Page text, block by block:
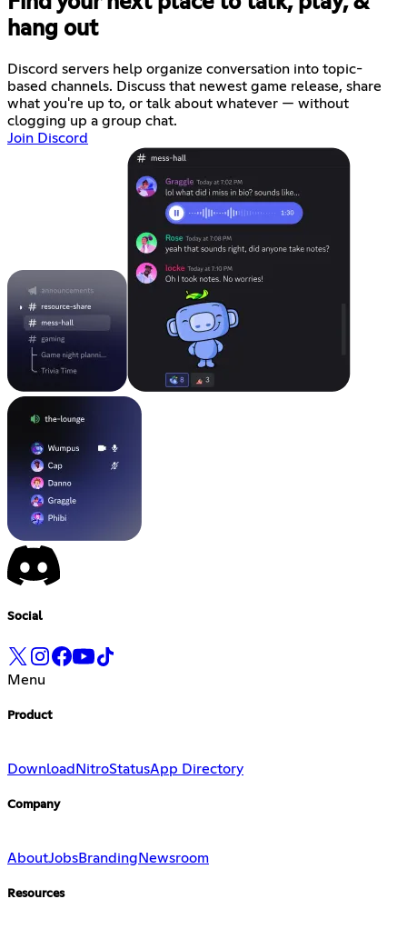
hang out
Discord servers help organize conversation into topic-
based channels. Discuss that newest game release, share
what you're up to, or talk about whatever — without
clogging up a group chat.
Join Discord
Social
Menu
Product
Download NitroStatusApp Directory
Company
AboutJobsBranding Newsroom
Resources